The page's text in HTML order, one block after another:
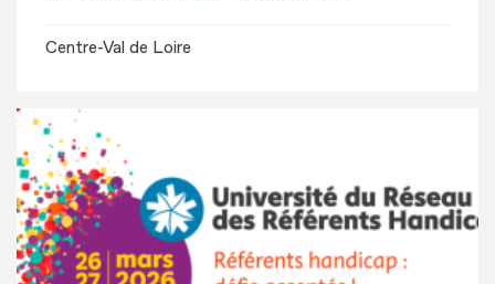
Centre-Val de Loire